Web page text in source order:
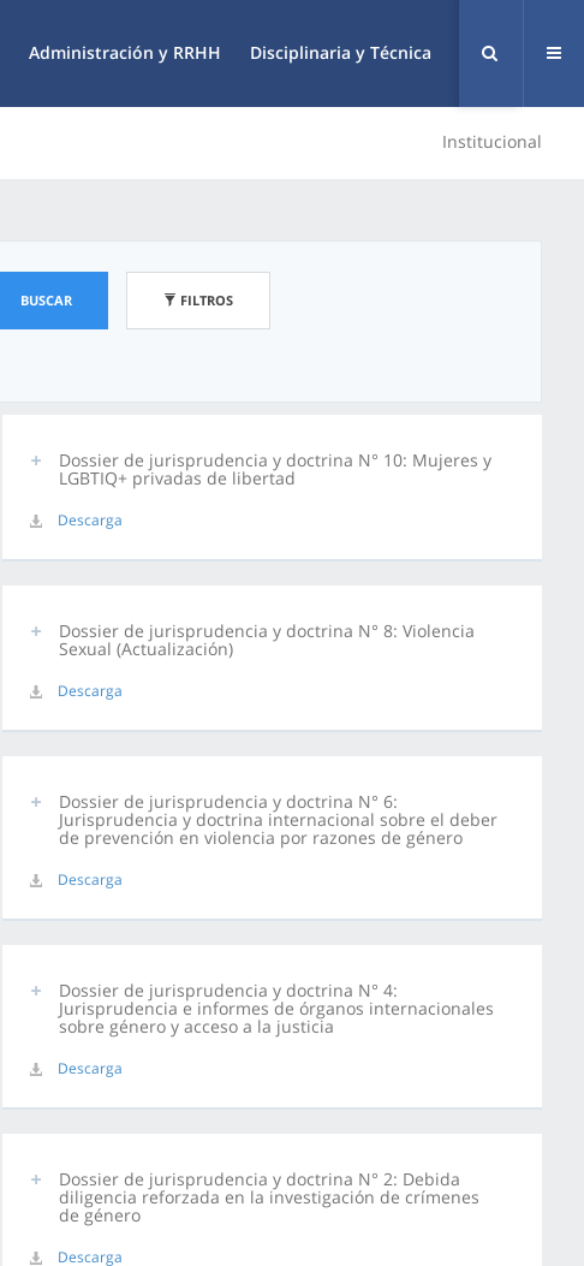
Administración y RRHH Disciplinaria y Técnica
Institucional
BUSCAR FILTROS
Dossier de jurisprudencia y doctrina N° 10: Mujeres y
LGBTIQ+ privadas de libertad
Descarga
Dossier de jurisprudencia y doctrina N° 8: Violencia
Sexual (Actualización)
Descarga
Dossier de jurisprudencia y doctrina N° 6:
Jurisprudencia y doctrina internacional sobre el deber
de prevención en violencia por razones de género
Descarga
Dossier de jurisprudencia y doctrina N° 4:
Jurisprudencia e informes de órganos internacionales
sobre género y acceso a la justicia
Descarga
Dossier de jurisprudencia y doctrina N° 2: Debida
diligencia reforzada en la investigación de crímenes
de género
Descarga